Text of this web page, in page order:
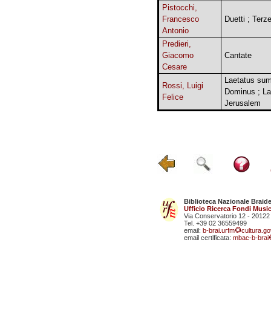
Pistocchi,
Francesco
Antonio
Duetti ;
Predieri,
Giacomo
Cesare
Cantate
Rossi, Luigi
Felice
Laetatus
Dominus ;
Jerusalem
Biblioteca Nazionale
Ufficio Ricerca Fondi
Via Conservatorio 12 - 20122
Tel. +39 02 36559499
email: b-brai.urfm
email certificata: mbac-b-brai